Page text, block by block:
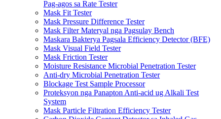
Pag-agos sa Rate Tester
Mask Fit Tester
Mask Pressure Difference Tester
Mask Filter Materyal nga Pagsulay Bench
Maskara Bakterya Pagsala Efficiency Detector (BFE)
Mask Visual Field Tester
Mask Friction Tester
Moisture Resistance Microbial Penetration Tester
Anti-dry Microbial Penetration Tester
Blockage Test Sample Processor
Proteksyon nga Panapton Anti-acid ug Alkali Test
System
Mask Particle Filtration Efficiency Tester